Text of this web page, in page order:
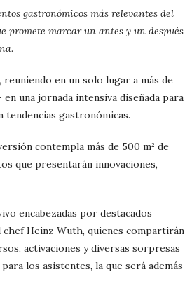
gastronómicos más relevantes del
promete marcar un antes y un después
en un solo lugar a más de
una jornada intensiva diseñada para
gastronómicas.
contempla más de 500 m² de
que presentarán innovaciones,
encabezadas por destacados
Heinz Wuth, quienes compartirán
activaciones y diversas sorpresas
los asistentes, la que será además